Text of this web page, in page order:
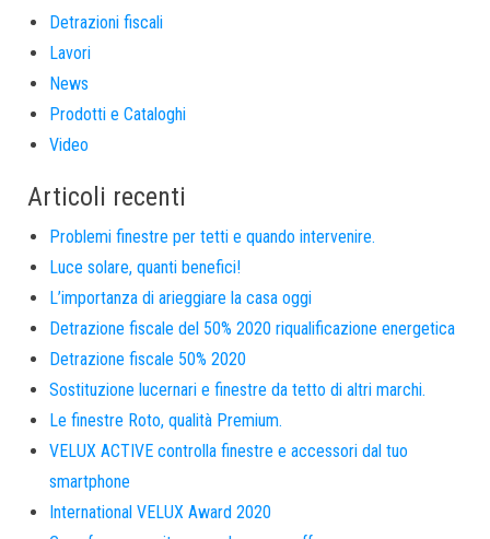
Detrazioni fiscali
Lavori
News
Prodotti e Cataloghi
Video
Articoli recenti
Problemi finestre per tetti e quando intervenire.
Luce solare, quanti benefici!
L’importanza di arieggiare la casa oggi
Detrazione fiscale del 50% 2020 riqualificazione energetica
Detrazione fiscale 50% 2020
Sostituzione lucernari e finestre da tetto di altri marchi.
Le finestre Roto, qualità Premium.
VELUX ACTIVE controlla finestre e accessori dal tuo
smartphone
International VELUX Award 2020